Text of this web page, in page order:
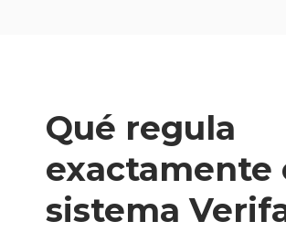
Qué regula
exactamente
sistema